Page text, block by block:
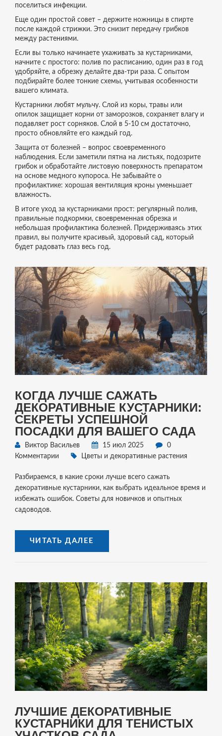
поселиться инфекции.
Еще один простой совет – держите ножницы в спирте
после каждой стрижки. Это снизит передачу грибков
между растениями.
Если вы только начинаете ухаживать за кустарниками,
начните с простого: полив по расписанию, один раз в год
удобряйте, а обрезку делайте два‑три раза. С опытом
подбирайте более тонкие схемы, учитывая особенности
вашего климата.
Кустарники любят мульчу. Слой из коры, травы или
опилок защищает корни от заморозков, сохраняет влагу и
подавляет рост сорняков. Слой в 5‑10 см достаточно,
просто обновляйте его каждый год.
Защита от болезней – вопрос своевременного
наблюдения. Если заметили пятна на листьях, подозрите
грибок и обработайте листовую поверхность препаратом
на основе медного купороса. Не забывайте о
профилактике: хорошая вентиляция кроны уменьшает
влажность.
В итоге уход за кустарниками прост: регулярный полив,
правильные подкормки, своевременная обрезка и
небольшая профилактика болезней. Придерживаясь этих
правил, вы получите красивый, здоровый сад, который
будет радовать глаз весь год.
КОГДА ЛУЧШЕ САЖАТЬ
ДЕКОРАТИВНЫЕ КУСТАРНИКИ:
СЕКРЕТЫ УСПЕШНОЙ
ПОСАДКИ ДЛЯ ВАШЕГО САДА
Виктор Васильев 15 июл 2025
0
Комментарии
Цветы и декоративные растения
Разбираемся, в какие сроки лучше всего сажать
декоративные кустарники, как выбрать идеальное время и
избежать ошибок. Советы для новичков и опытных
садоводов.
ЧИТАТЬ ДАЛЕЕ
ЛУЧШИЕ ДЕКОРАТИВНЫЕ
КУСТАРНИКИ ДЛЯ ТЕНИСТЫХ